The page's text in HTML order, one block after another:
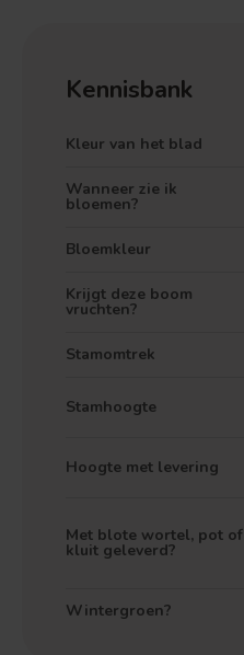
Kennisbank
Kleur van het blad
Wanneer zie ik
bloemen?
Bloemkleur
Krijgt deze boom
vruchten?
Stamomtrek
Stamhoogte
Hoogte met levering
Met blote wortel, pot of
kluit geleverd?
Wintergroen?